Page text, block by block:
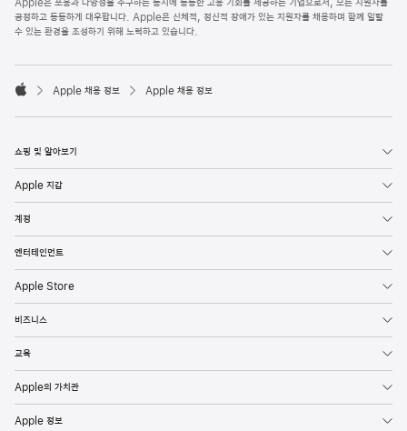
p
l
o
e
Apple은 포용과 다양성을 추구하는 동시에 동등한 고용 기회를 제공하는 기업으로서, 모든 지원자를
공정하고 동등하게 대우합니다. Apple은 신체적, 정신적 장애가 있는 지원자를 채용하며 함께 일할
수 있는 환경을 조성하기 위해 노력하고 있습니다.

p
l
Apple 채용 정보 Apple 채용 정보
쇼핑 및 알아보기
Apple 지갑
계정
엔터테인먼트
Apple Store
비즈니스
교육
Apple의 가치관
Apple 정보